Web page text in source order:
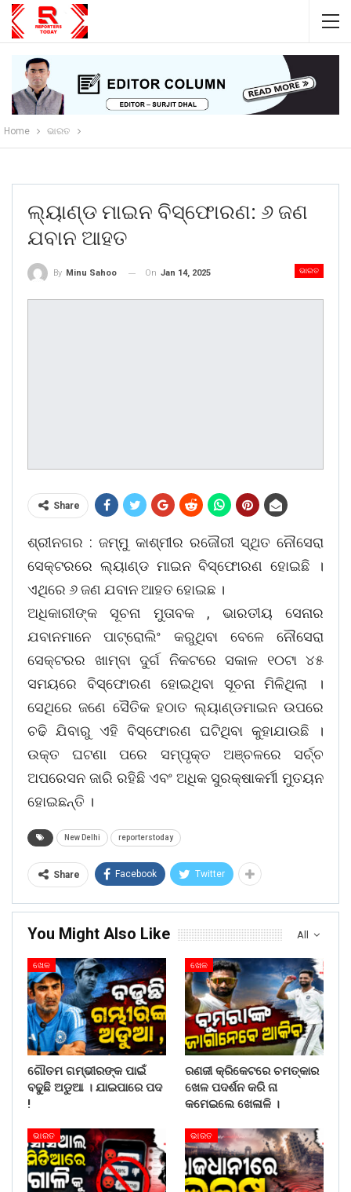
Home ଭାରତ
ଲ୍ୟାଣ୍ଡ ମାଇନ ବିସ୍ଫୋରଣ: ୬ ଜଣ
ଯବାନ ଆହତ
ଭାରତ
By Minu Sahoo On Jan 14, 2025
Share
ଶ୍ରୀନଗର : ଜମ୍ମୁ କାଶ୍ମୀର ରଜୌରୀ ସ୍ଥିତ ନୌସେରା
ସେକ୍ଟରରେ ଲ୍ୟାଣ୍ଡ ମାଇନ ବିସ୍ଫୋରଣ ହୋଇଛି ।
ଏଥିରେ ୬ ଜଣ ଯବାନ ଆହତ ହୋଇଛ ।
ଅଧିକାରୀଙ୍କ ସୂଚନା ମୁତାବକ , ଭାରତୀୟ ସେନାର
ଯବାନମାନେ ପାଟ୍ରୋଲିଂ କରୁଥିବା ବେଳେ ନୌସେରା
ସେକ୍ଟରର ଖାମ୍ବା ଦୁର୍ଗ ନିକଟରେ ସକାଳ ୧୦ଟା ୪୫
ସମୟରେ ବିସ୍ଫୋରଣ ହୋଇଥିବା ସୂଚନା ମିଳିଥିଲା ।
ସେଥିରେ ଜଣେ ସୈତିକ ହଠାତ ଲ୍ୟାଣ୍ଡମାଇନ ଉପରେ
ଚଢି ଯିବାରୁ ଏହି ବିସ୍ଫୋରଣ ଘଟିଥିବା କୁହାଯାଉଛି ।
ଉକ୍ତ ଘଟଣା ପରେ ସମ୍ପୃକ୍ତ ଅଞ୍ଚଳରେ ସର୍ଚ୍ଚ
ଅପରେସନ ଜାରି ରହିଛି ଏବଂ ଅଧିକ ସୁରକ୍ଷାକର୍ମୀ ମୁତୟନ
ହୋଇଛନ୍ତି ।
New Delhi reporterstoday
Share Facebook Twitter
All
You Might Also Like
ଖେଳ
ଗୌତମ ଗମ୍ଭୀରଙ୍କ ପାଇଁ
ବଢୁଛି ଅଡୁଆ । ଯାଇପାରେ ପଦ
!
ଖେଳ
ରଣଜୀ କ୍ରିକେଟରେ ଚମତ୍କାର
ଖେଳ ପଦର୍ଶନ କରି ନା
କମେଇଲେ ଖେଳାଳି ।
ଭାରତ ଭାରତ